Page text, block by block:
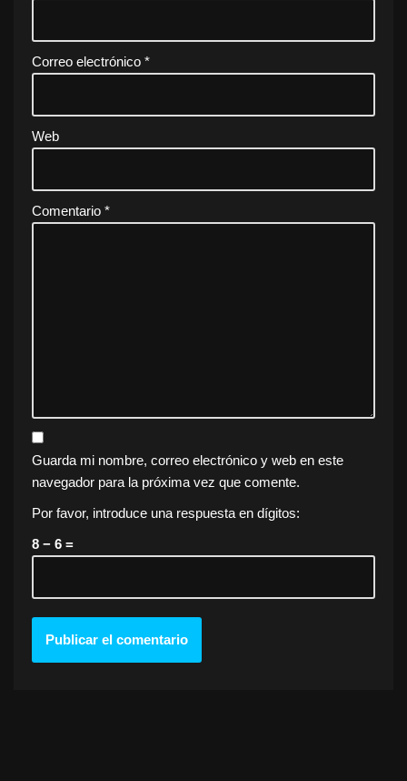
Correo electrónico *
Web
Comentario *
Guarda mi nombre, correo electrónico y web en este
navegador para la próxima vez que comente.
Por favor, introduce una respuesta en dígitos:
8 − 6 =